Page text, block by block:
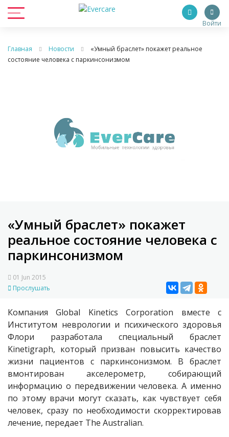
Войти
Главная Новости
«Умный браслет» покажет реальное
состояние человека с паркинсонизмом
«Умный браслет» покажет
реальное состояние человека с
паркинсонизмом
01 Jun 2015
Прослушать
Компания Global Kinetics Corporation вместе с
Институтом неврологии и психического здоровья
Флори разработала специальный браслет
Kinetigraph, который призван повысить качество
жизни пациентов с паркинсонизмом. В браслет
вмонтирован акселерометр, собирающий
информацию о передвижении человека. А именно
по этому врачи могут сказать, как чувствует себя
человек, сразу по необходимости скорректировав
лечение, передает The Australian.